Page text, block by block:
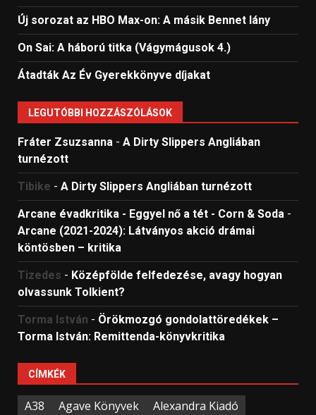
Új sorozat az HBO Max-on: A másik Bennet lány
On Sai: A ​háború titka (Vágymágusok 4.)
Átadták Az Év Gyerekkönyve díjakat
LEGUTÓBBI HOZZÁSZÓLÁSOK
Fráter Zsuzsanna - A Dirty Slippers Angliában
turnézott
Tibike - A Dirty Slippers Angliában turnézott
Arcane évadkritika - Eggyel nő a tét - Corn & Soda -
Arcane (2021-2024): Látványos akció drámai
köntösben – kritika
Tizedes - Középfölde felfedezése, avagy hogyan
olvassunk Tolkient?
Torma István - Örökmozgó gondolattöredékek –
Torma István: Remittenda-könyvkritika
CÍMKÉK
A38 Agave Könyvek
Alexandra Kiadó